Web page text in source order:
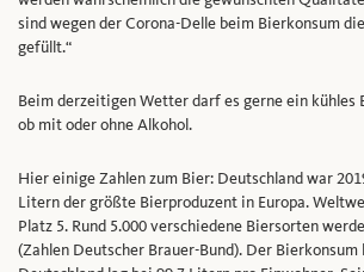
sind wegen der Corona-Delle beim Bierkonsum
gefüllt.“
Beim derzeitigen Wetter darf es gerne ein kühles
ob mit oder ohne Alkohol.
Hier einige Zahlen zum Bier: Deutschland war
Litern der größte Bierproduzent in Europa.
Platz 5. Rund 5.000 verschiedene Biersorten
(Zahlen Deutscher Brauer-Bund). Der Bierkonsum